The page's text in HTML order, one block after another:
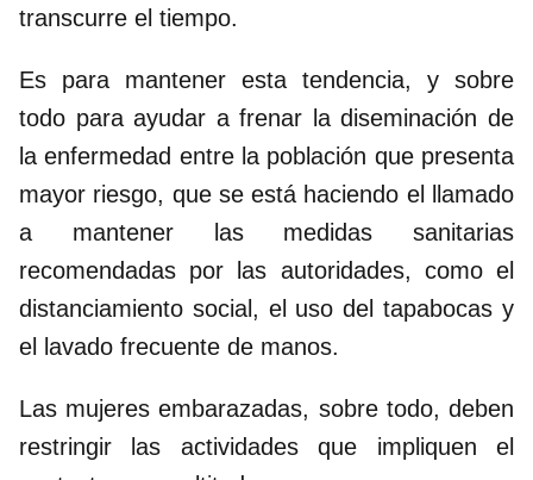
transcurre el tiempo.
Es para mantener esta tendencia, y sobre
todo para ayudar a frenar la diseminación de
la enfermedad entre la población que presenta
mayor riesgo, que se está haciendo el llamado
a mantener las medidas sanitarias
recomendadas por las autoridades, como el
distanciamiento social, el uso del tapabocas y
el lavado frecuente de manos.
Las mujeres embarazadas, sobre todo, deben
restringir las actividades que impliquen el